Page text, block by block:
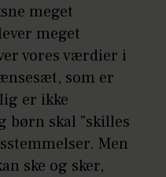
meget
meget
vores værdier i
som er
er ikke
børn skal "skilles
Men
ske og sker,